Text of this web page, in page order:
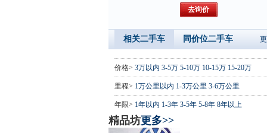
相关二手车 同价位二手车
价格> 3万以内 3-5万 5-10万 10-15万 15-20万
里程> 1万公里以内 1-3万公里 3-6万公里
年限> 1年以内 1-3年 3-5年 5-8年 8年以上
精品坊更多>>